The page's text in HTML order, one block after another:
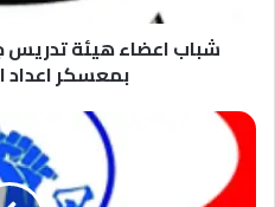
القادةشباب اعضاء هيئة
بمعسكر اعداد
لتأهيل
الطلاب
لسوق
العمل